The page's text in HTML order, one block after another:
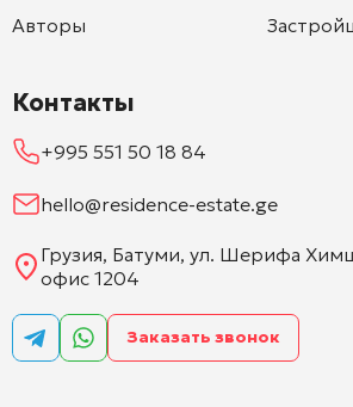
Авторы
Контакты
+995 551 50 18 84
hello@residence-estate.ge
Грузия, Батуми, ул. Шерифа
офис 1204
Заказать звонок